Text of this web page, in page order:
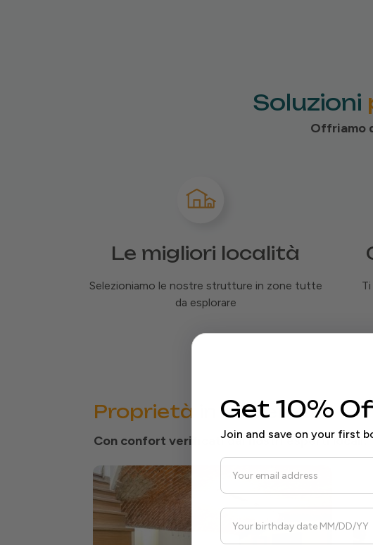
Soluzioni
Offriamo
Le migliori località
Selezioniamo le nostre strutture in zone tutte
da esplorare
Proprietà in evidenza
Con confort verificati dai nostri esperti locali.
Get 10%
Join and save on your first
Email
birthday